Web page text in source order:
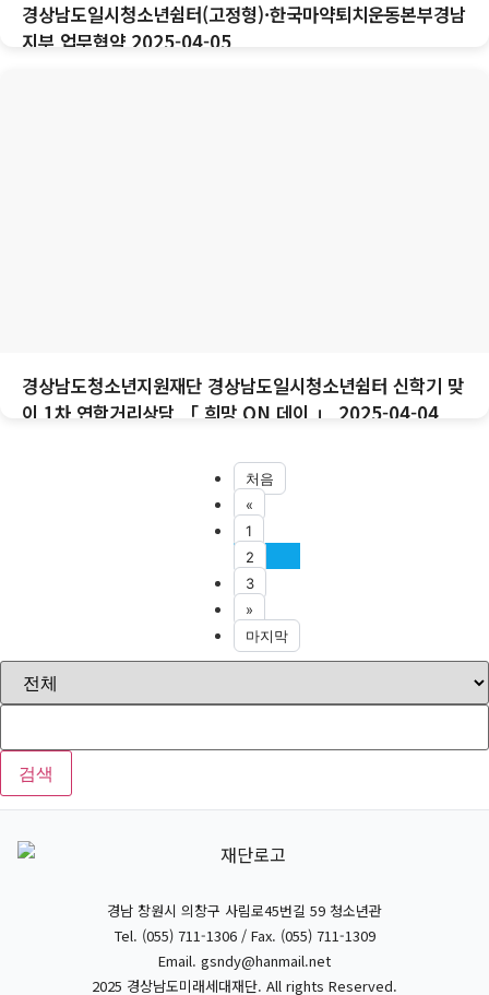
경상남도일시청소년쉼터(고정형)·한국마약퇴치운동본부경남
지부 업무협약 2025-04-05
경상남도청소년지원재단 경상남도일시청소년쉼터 신학기 맞
이 1차 연합거리상담 「 희망 ON 데이 」 2025-04-04
처음
«
1
2
3
»
마지막
검색
경남 창원시 의창구 사림로45번길 59 청소년관
Tel. (055) 711-1306 / Fax. (055) 711-1309
Email. gsndy@hanmail.net
2025 경상남도미래세대재단. All rights Reserved.